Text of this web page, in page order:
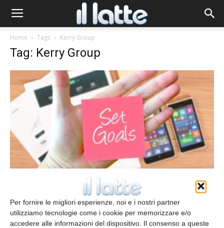
Per fornire le migliori esperienze, noi e i nostri partner
utilizziamo tecnologie come i cookie per memorizzare e/o
accedere alle informazioni del dispositivo. Il consenso a queste
Home Tags Kerry Group
Tag: Kerry Group
Kerry Group verso l’acquisizione di
Biosearch Life
redazione 15 Febbraio 2021